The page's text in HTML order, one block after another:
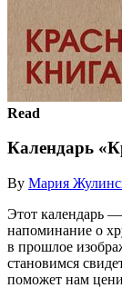
Read
Календарь
By Мария
Этот календарь —
напоминание о
в прошлое
становимся
поможет нам